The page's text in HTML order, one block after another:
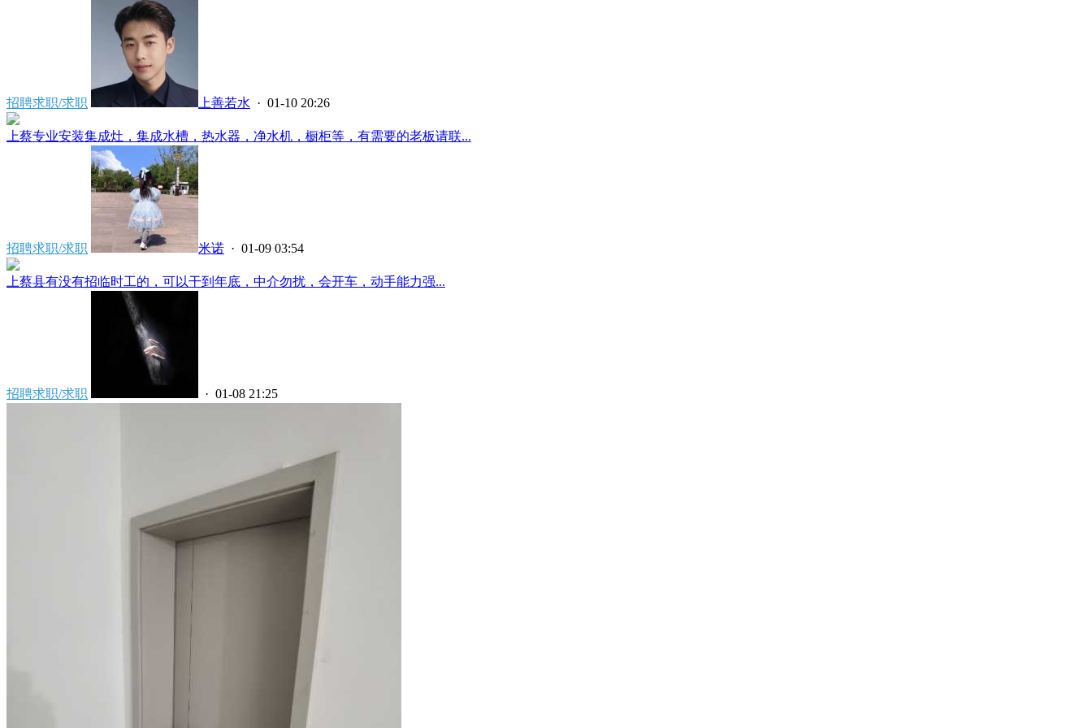
招聘求职/求职 上善若水 · 01-10 20:26
上蔡专业安装集成灶，集成水槽，热水器，净水机，橱柜等，有需要的老板请联...
招聘求职/求职 米诺 · 01-09 03:54
上蔡县有没有招临时工的，可以干到年底，中介勿扰，会开车，动手能力强...
招聘求职/求职 · 01-08 21:25